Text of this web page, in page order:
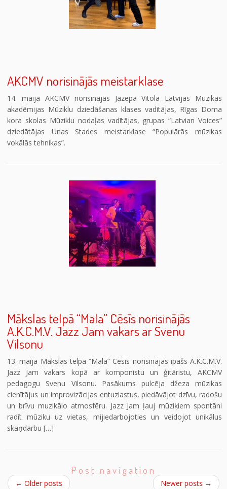
AKCMV norisinājās meistarklase
14. maijā AKCMV norisinājās Jāzepa Vītola Latvijas Mūzikas
akadēmijas Mūziklu dziedāšanas klases vadītājas, Rīgas Doma
kora skolas Mūziklu nodaļas vadītājas, grupas “Latvian Voices”
dziedātājas Unas Stades meistarklase “Populārās mūzikas
vokālās tehnikas”.
Mākslas telpā “Mala” Cēsīs norisinājās
A.K.C.M.V. Jazz Jam vakars ar Svenu
Vilsonu
13. maijā Mākslas telpā “Mala” Cēsīs norisinājās īpašs A.K.C.M.V.
Jazz Jam vakars kopā ar komponistu un ģitāristu, AKCMV
pedagogu Svenu Vilsonu. Pasākums pulcēja džeza mūzikas
cienītājus un improvizācijas entuziastus, piedāvājot dzīvu, radošu
un brīvu muzikālo atmosfēru. Jazz Jam ļauj mūziķiem spontāni
radīt mūziku uz vietas, mijiedarbojoties un veidojot unikālus
skaņdarbu […]
Post navigation
← Older posts Newer posts →